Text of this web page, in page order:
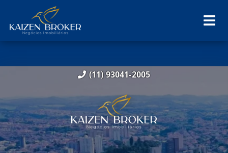
(11) 93041-2005